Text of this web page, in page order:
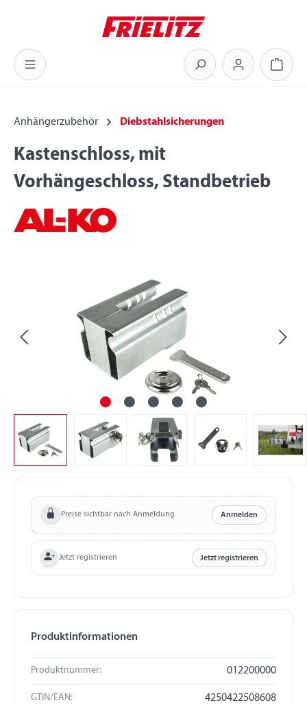
Zum Hauptinhalt springen
Anhängerzubehör Diebstahlsicherungen
Kastenschloss, mit
Vorhängeschloss, Standbetrieb
Preise sichtbar nach Anmeldung Anmelden
Jetzt registrieren Jetzt registrieren
Produktinformationen
Produktnummer: 012200000
GTIN/EAN: 4250422508608